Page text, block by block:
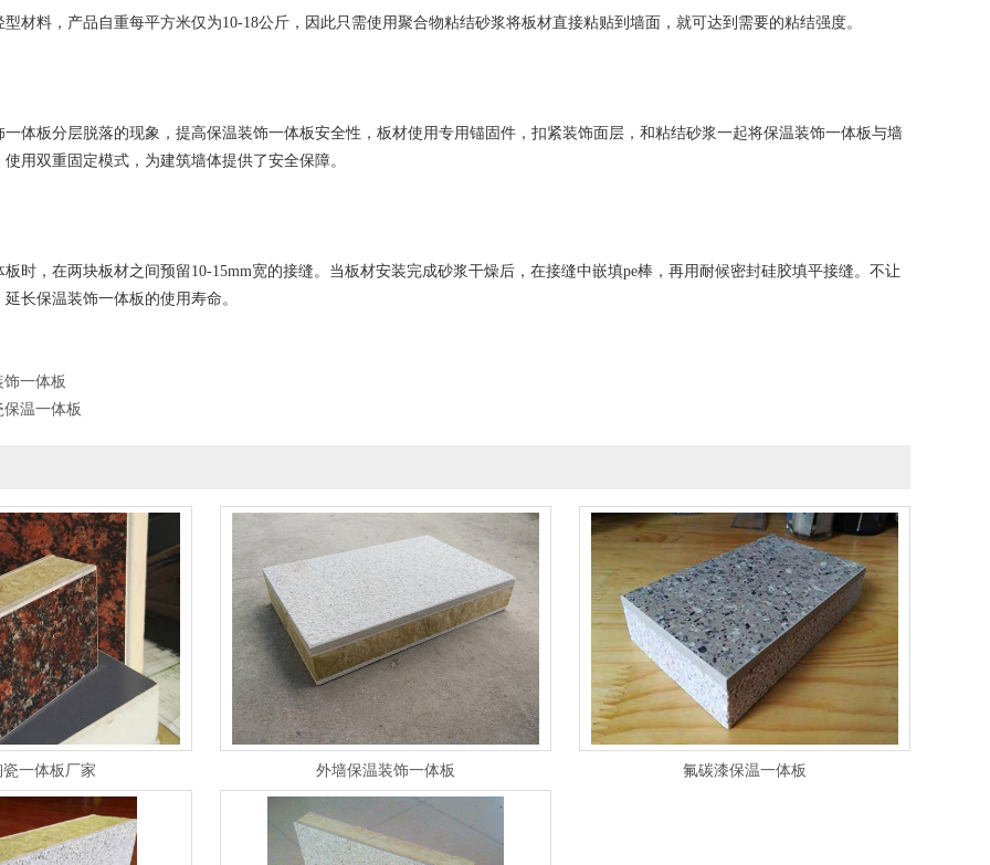
材料，产品自重每平方米仅为10-18公斤，因此只需使用聚合物粘结砂浆将板材直接粘贴到墙面，就可达到需要的粘结强度。
体板分层脱落的现象，提高保温装饰一体板安全性，板材使用专用锚固件，扣紧装饰面层，和粘结砂浆一起将保温装饰一体板与墙
用双重固定模式，为建筑墙体提供了安全保障。
时，在两块板材之间预留10-15mm宽的接缝。当板材安装完成砂浆干燥后，在接缝中嵌填pe棒，再用耐候密封硅胶填平接缝。不让
长保温装饰一体板的使用寿命。
一体板
温一体板
一体板厂家 外墙保温装饰一体板 氟碳漆保温一体板